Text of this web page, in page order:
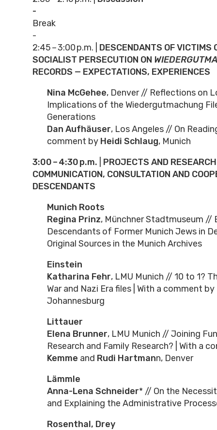
-
Break
-
2:45 – 3:00 p.m. |
DESCENDANTS OF VICTIMS
SOCIALIST PERSECUTION ON
RECORDS — EXPECTATIONS, EXPERIENCES
Nina McGehee, Denver // Reflections on
Implications of the Wiedergutmachung
Generations
Dan Aufhäuser, Los Angeles // On
comment by Heidi Schlaug, Munich
3:00 – 4:30 p.m.
PROJECTS AND
COMMUNICATION, CONSULTATION AND
DESCENDANTS
Munich Roots
Regina Prinz, Münchner Stadtmuseum //
Descendants of Former Munich Jews in
Original Sources in the Munich Archives
Einstein
Katharina Fehr, LMU Munich // 10 to 1?
War and Nazi Era files | With a comment by
Johannesburg
Littauer
Elena Brunner, LMU Munich // Joining
Research and Family Research? | With a
Kemme and Rudi Hartmann, Denver
Lämmle
Anna-Lena Schneider* // On the
and Explaining the Administrative
Rosenthal, Drey